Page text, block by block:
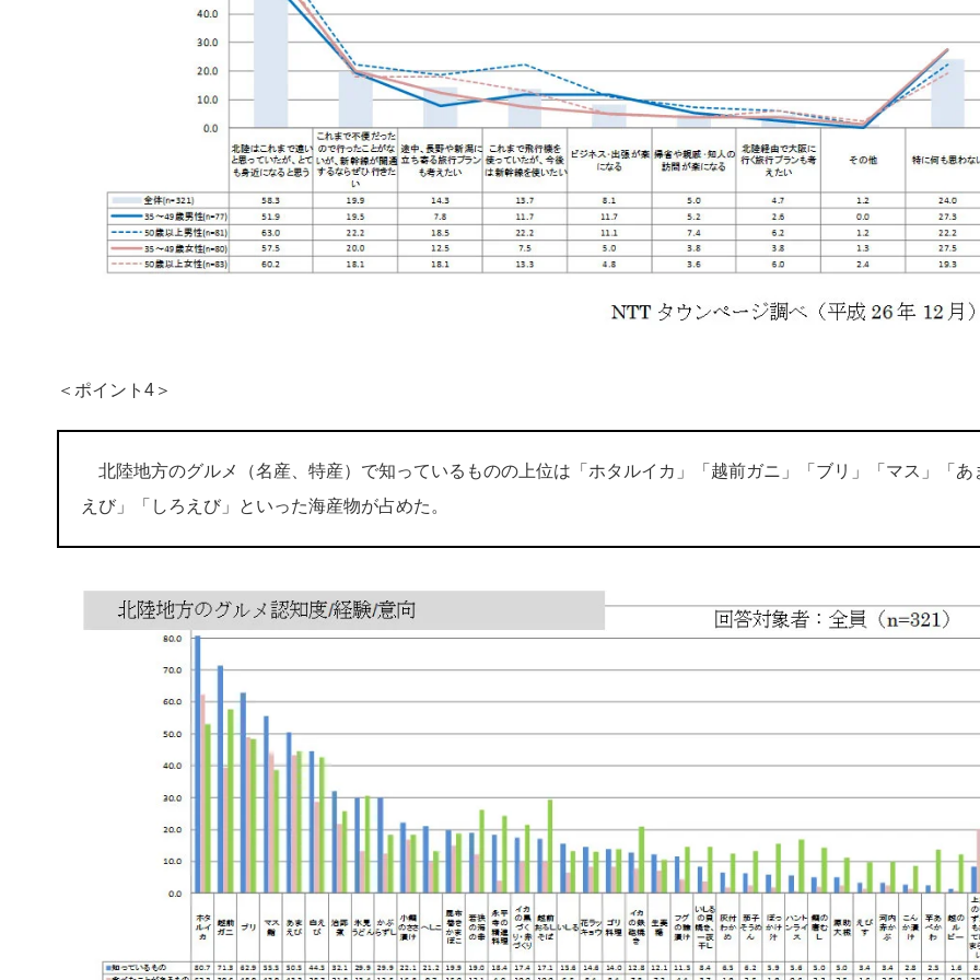
​＜ポイント4＞
北陸地方のグルメ（名産、特産）で知っているものの上位は「ホタルイカ」「越前ガニ」「ブリ」「マス」「あ
えび」「しろえび」といった海産物が占めた。